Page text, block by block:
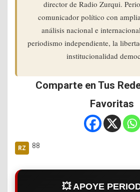
director de Radio Zurqui.
comunicador político con
análisis nacional e
periodismo independiente, la
institucionalidad
Comparte en Tus
Favoritas
88
💥 APOYE